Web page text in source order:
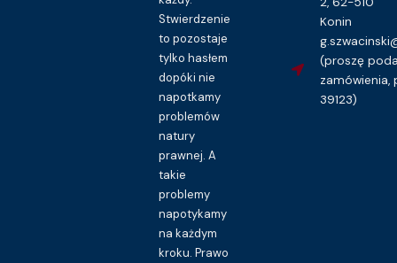
Stwierdzenie
to pozostaje
tylko hasłem
dopóki nie
napotkamy
problemów
natury
prawnej. A
takie
problemy
napotykamy
na każdym
kroku. Prawo
Konin
(proszę
zamówienia,
39123)